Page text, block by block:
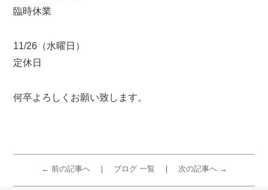
臨時休業
11/26（水曜日）
定休日
何卒よろしくお願い致します。
← 前の記事へ ブログ 一覧 次の記事へ →